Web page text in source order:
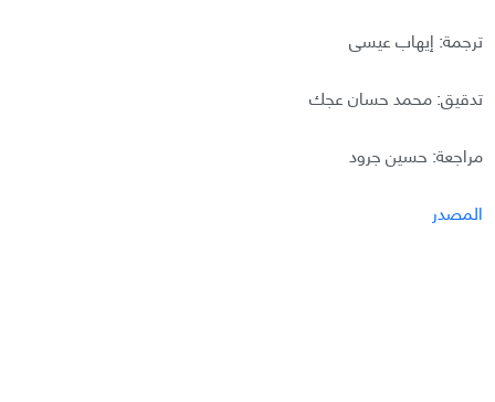
ترجمة: إيهاب عيسى
تدقيق: محمد حسان عجك
مراجعة: حسين جرود
المصدر